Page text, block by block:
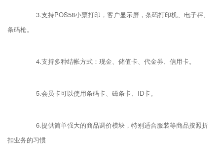
3.支持POS58小票打印，客户显示屏，条码打印机、电子秤、
条码枪。
4.支持多种结帐方式：现金、储值卡、代金券、信用卡。
5.会员卡可以使用条码卡、磁条卡、ID卡。
6.提供简单强大的商品调价模块，特别适合服装等商品按照折
扣业务的习惯